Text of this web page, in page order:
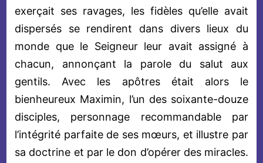
exerçait ses ravages, les fidèles qu’elle avait
dispersés se rendirent dans divers lieux du
monde que le Seigneur leur avait assigné à
chacun, annonçant la parole du salut aux
gentils. Avec les apôtres était alors le
bienheureux Maximin, l’un des soixante-douze
disciples, personnage recommandable par
l’intégrité parfaite de ses mœurs, et illustre par
sa doctrine et par le don d’opérer des miracles.